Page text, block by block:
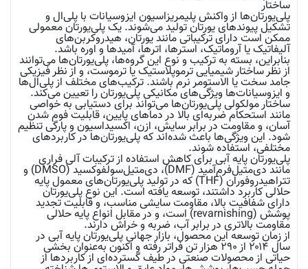
ساختار
پلی‌یورتان‌ها از واکنش پلیمریزاسیون ایزوسیانات با پلی‌ال و
تشکیل پیوندهای یورتان تولید می‌شوند. یک پلی‌یورتان معمولی
ممکن است دارای ترکیباتی مانند یورتان، هیدروکربن‌های
آلیفاتیک یا آروماتیک، استرها، اترها، آمیدها و اوره باشد.
بنابراین، بسته به ترکیب و نوع این گروه‌ها، پلی‌یورتان‌ها می‌توانند
از نظر ساختار شیمیایی ترموپلاستیک یا ترموست، و از نظر فیزیکی
جامد سخت یا الاستومر نرم باشند. ترکیب‌های مختلف از پلی‌ال‌ها
و ایزوسیانات‌ها ویژگی‌های مکانیکی پلی‌یورتان را تعیین می‌کند.
ساختار مولکولی پلی‌یورتان‌ها می‌تواند برای دستیابی به خواصی
مانند استحکام ضربه‌ای بالا در دماهای پایین، قابلیت فوم شدن
آسان، و مقاومت در برابر سایش، ازن، اکسیداسیون و پارگی تنظیم
شود. این ویژگی‌ها باعث شده‌اند که پلی‌یورتان‌ها در کاربردهای
مختلفی، استفاده شوند.
پلی‌یورتان پایه آبی برای کاهش استفاده از ترکیبات آلی فراری
مانند دی‌متیل‌فرم‌آمید (DMF)، دی‌متیل‌سولفوکسید (DMSO) و
تتراهیدروفوران (THF) که در تولید پلی‌یورتان‌های معمول پایه
حلالی کاربرد داشتند، توسعه یافته است. این نوع پلی‌یورتان
دارای شفافیت بالا، مقاومت سایشی مناسب، و قابلیت تجدید
پوشش (revarnishing) است، و در مقابل انواع پایه حلالی
مقاومت بالاتری در برابر آب، ضربه و خراش دارند.
از زمان توسعه این محصول، بازار جهانی پلی‌یورتان پایه آبی در
سال ۲۰۱۴ از ۲۹۰ هزار تن فراتر رفته و اکنون به‌عنوان بخشی
حیاتی از محصولات صنعتی در طیف گسترده‌ای از کاربردها از